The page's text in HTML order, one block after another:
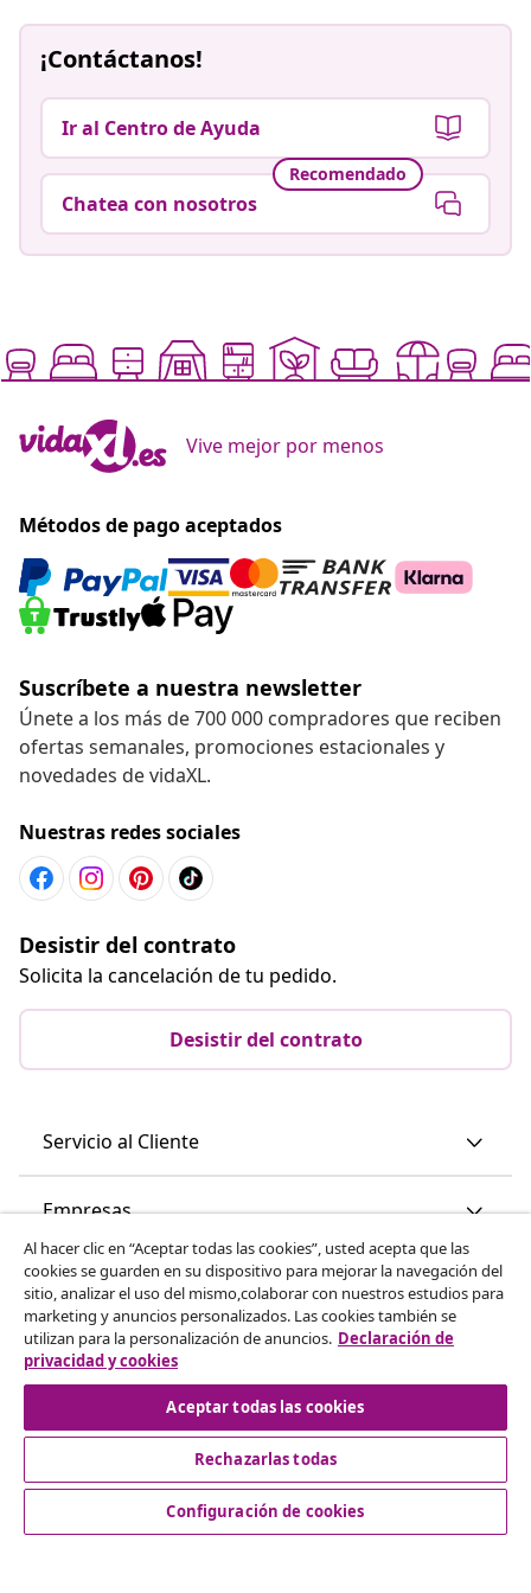
¡Contáctanos!
Ir al Centro de Ayuda
Recomendado
Chatea con nosotros
Vive mejor por menos
Métodos de pago aceptados
Suscríbete a nuestra newsletter
Únete a los más de 700 000 compradores que reciben
ofertas semanales, promociones estacionales y
novedades de vidaXL.
Nuestras redes sociales
Desistir del contrato
Solicita la cancelación de tu pedido.
Desistir del contrato
Servicio al Cliente
Empresas
vidaXL
Descubre mas
© 2008-2026 vidaXL www.vidaxl.es es una página web de
Al hacer clic en “Aceptar todas las cookies”, usted acepta que las
cookies se guarden en su dispositivo para mejorar la navegación del
sitio, analizar el uso del mismo,colaborar con nuestros estudios para
marketing y anuncios personalizados. Las cookies también se
utilizan para la personalización de anuncios. Declaración de
privacidad y cookies
Aceptar todas las cookies
Rechazarlas todas
Configuración de cookies